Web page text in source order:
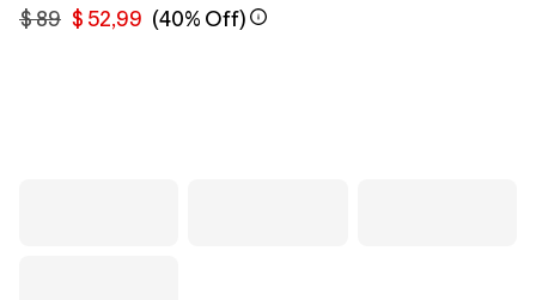
$ 89 $ 52,99 (40% Off)